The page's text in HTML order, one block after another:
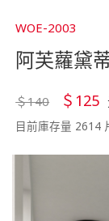
WOE-2003
阿芙蘿黛
＄140 ＄125
目前庫存量 2614